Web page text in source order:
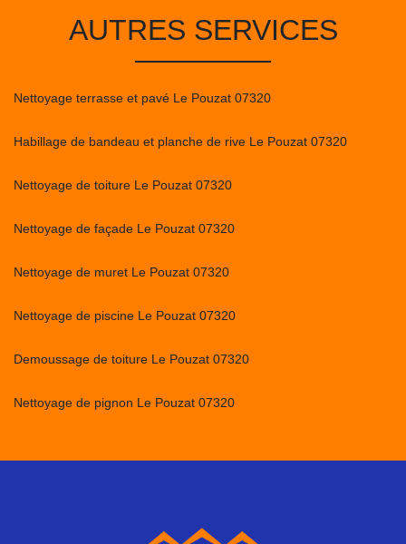
AUTRES SERVICES
Nettoyage terrasse et pavé Le Pouzat 07320
Habillage de bandeau et planche de rive Le Pouzat 07320
Nettoyage de toiture Le Pouzat 07320
Nettoyage de façade Le Pouzat 07320
Nettoyage de muret Le Pouzat 07320
Nettoyage de piscine Le Pouzat 07320
Demoussage de toiture Le Pouzat 07320
Nettoyage de pignon Le Pouzat 07320